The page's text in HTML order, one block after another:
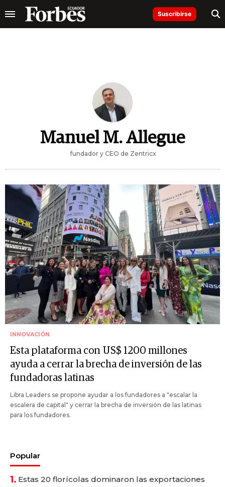
Suscribirse
Manuel M. Allegue
fundador y CEO de Zentricx
INNOVACIÓN
Esta plataforma con US$ 1200 millones
ayuda a cerrar la brecha de inversión de las
fundadoras latinas
Libra Leaders se propone ayudar a los fundadores a "escalar la
escalera de capital" y cerrar la brecha de inversión de las latinas
para los fundadores.
Popular
1. Estas 20 florícolas dominaron las exportaciones